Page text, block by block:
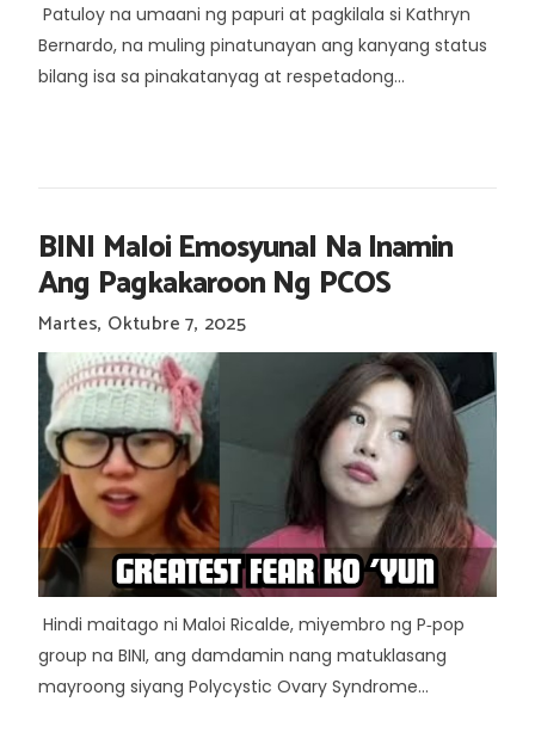
Patuloy na umaani ng papuri at pagkilala si Kathryn
Bernardo, na muling pinatunayan ang kanyang status
bilang isa sa pinakatanyag at respetadong...
BINI Maloi Emosyunal Na Inamin
Ang Pagkakaroon Ng PCOS
Martes, Oktubre 7, 2025
Hindi maitago ni Maloi Ricalde, miyembro ng P‑pop
group na BINI, ang damdamin nang matuklasang
mayroong siyang Polycystic Ovary Syndrome...